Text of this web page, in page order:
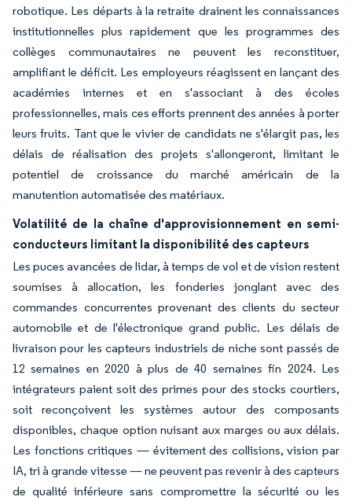
robotique. Les départs à la retraite drainent les connaissances
institutionnelles plus rapidement que les programmes des
collèges communautaires ne peuvent les reconstituer,
amplifiant le déficit. Les employeurs réagissent en lançant des
académies internes et en s'associant à des écoles
professionnelles, mais ces efforts prennent des années à porter
leurs fruits. Tant que le vivier de candidats ne s'élargit pas, les
délais de réalisation des projets s'allongeront, limitant le
potentiel de croissance du marché américain de la
manutention automatisée des matériaux.
Volatilité de la chaîne d'approvisionnement en semi-
conducteurs limitant la disponibilité des capteurs
Les puces avancées de lidar, à temps de vol et de vision restent
soumises à allocation, les fonderies jonglant avec des
commandes concurrentes provenant des clients du secteur
automobile et de l'électronique grand public. Les délais de
livraison pour les capteurs industriels de niche sont passés de
12 semaines en 2020 à plus de 40 semaines fin 2024. Les
intégrateurs paient soit des primes pour des stocks courtiers,
soit reconçoivent les systèmes autour des composants
disponibles, chaque option nuisant aux marges ou aux délais.
Les fonctions critiques — évitement des collisions, vision par
IA, tri à grande vitesse — ne peuvent pas revenir à des capteurs
de qualité inférieure sans compromettre la sécurité ou les